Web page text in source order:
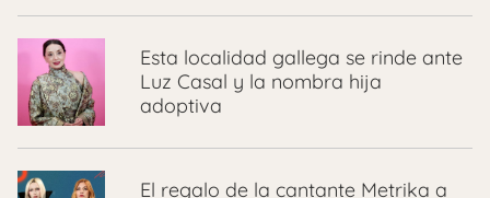
Esta localidad gallega se rinde ante
Luz Casal y la nombra hija
adoptiva
El regalo de la cantante Metrika a